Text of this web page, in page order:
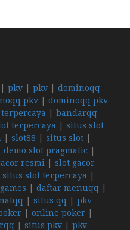
pkv pkv
dominoqq
pkv
dominoqq pkv
bandarqq
terpercaya
situs slot
slot88 situs slot
demo slot pragmatic
resmi
slot gacor
situs slot terpercaya
daftar menuqq
situs qq
pkv
online poker
situs pkv pkv